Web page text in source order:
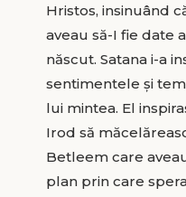
Hristos, insinuând
aveau să-I fie date
născut. Satana i-a
sentimentele și
lui mintea. El
Irod să
Betleem care
plan prin care